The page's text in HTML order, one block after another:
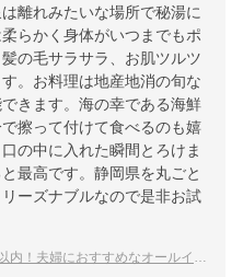
離れみたいな場所で秘湯に
らかく身体がいつまでもポ
の毛サラサラ、お肌ツルツ
。お料理は地産地消の旬な
きます。海の幸である海鮮
擦って付けて食べるのも嬉
の中に入れた瞬間とろけま
最高です。静岡県を丸ごと
ーズナブルなので是非お試
におすすめなオールインクルーシブで格安の宿は？